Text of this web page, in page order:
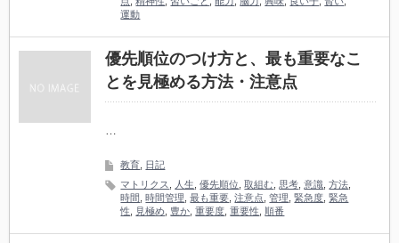
運動
優先順位のつけ方と、最も重要なこ
とを見極める方法・注意点
…
教育 日記
マトリクス
人生 ,優先順位 ,取組む 思考 ,意識 ,方法
時間 ,時間管理 ,最も重要 ,注意点 ,管理 ,緊急度 ,緊急
性
見極め 豊か ,重要度 ,重要性 順番